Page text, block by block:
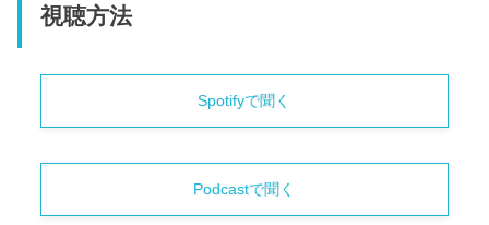
視聴方法
Spotifyで聞く
Podcastで聞く